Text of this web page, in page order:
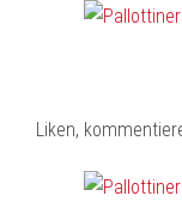
Liken,